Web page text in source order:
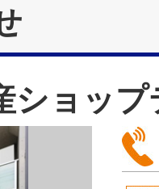
ショップ